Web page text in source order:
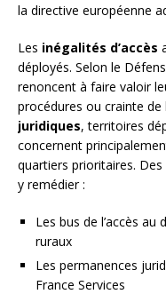
la directive européenne
Les inégalités d’accès
déployés. Selon le
renoncent à faire valoir
procédures ou crainte de
juridiques, territoires
concernent
quartiers prioritaires.
y remédier :
Les bus de l’accès
ruraux
Les permanences
France Services